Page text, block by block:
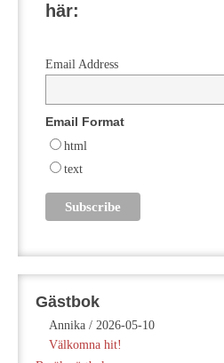
här:
Email Address
Email Format
html
text
Gästbok
Annika / 2026-05-10
Välkomna hit!